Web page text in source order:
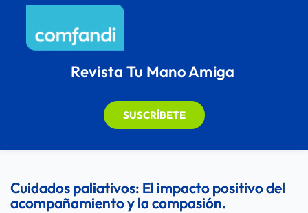
Revista Tu Mano Amiga
SUSCRÍBETE
Cuidados paliativos: El impacto positivo del
acompañamiento y la compasión.